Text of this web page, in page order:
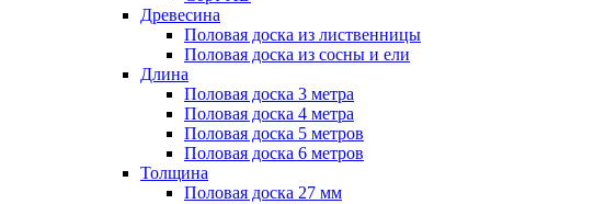
Древесина
Половая доска из лиственницы
Половая доска из сосны и ели
Длина
Половая доска 3 метра
Половая доска 4 метра
Половая доска 5 метров
Половая доска 6 метров
Толщина
Половая доска 27 мм